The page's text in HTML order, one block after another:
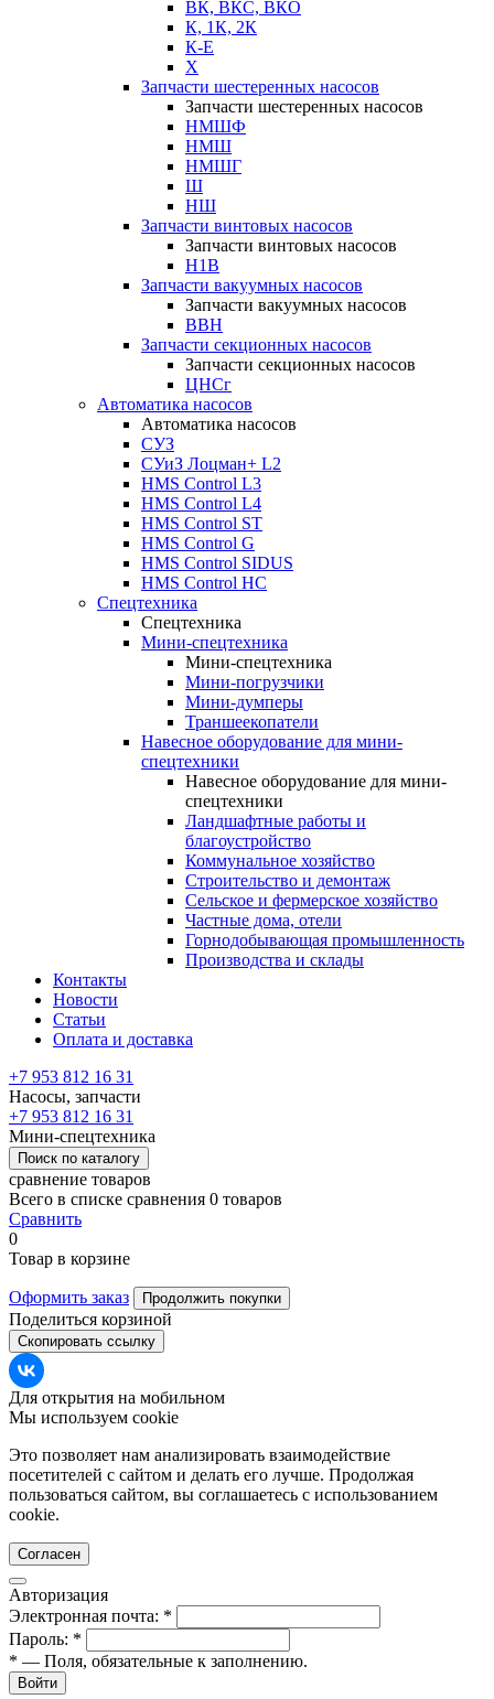
ВК, ВКС, ВКО
К, 1К, 2К
К-Е
Х
Запчасти шестеренных насосов
Запчасти шестеренных насосов
НМШФ
НМШ
НМШГ
Ш
НШ
Запчасти винтовых насосов
Запчасти винтовых насосов
Н1В
Запчасти вакуумных насосов
Запчасти вакуумных насосов
ВВН
Запчасти секционных насосов
Запчасти секционных насосов
ЦНСг
Автоматика насосов
Автоматика насосов
СУЗ
СУиЗ Лоцман+ L2
HMS Control L3
HMS Control L4
HMS Control ST
HMS Control G
HMS Control SIDUS
HMS Control HC
Спецтехника
Спецтехника
Мини-спецтехника
Мини-спецтехника
Мини-погрузчики
Мини-думперы
Траншеекопатели
Навесное оборудование для мини-
спецтехники
Навесное оборудование для мини-
спецтехники
Ландшафтные работы и
благоустройство
Коммунальное хозяйство
Строительство и демонтаж
Сельское и фермерское хозяйство
Частные дома, отели
Горнодобывающая промышленность
Производства и склады
Контакты
Новости
Статьи
Оплата и доставка
+7 953 812 16 31
Насосы, запчасти
+7 953 812 16 31
Мини-спецтехника
Поиск по каталогу
сравнение товаров
Всего в списке сравнения 0 товаров
Сравнить
0
Товар в корзине
Оформить заказ Продолжить покупки
Поделиться корзиной
Скопировать ссылку
Для открытия на мобильном
Мы используем cookie
Это позволяет нам анализировать взаимодействие
посетителей с сайтом и делать его лучше. Продолжая
пользоваться сайтом, вы соглашаетесь с использованием
cookie.
Согласен
Авторизация
Электронная почта: *
Пароль: *
* — Поля, обязательные к заполнению.
Войти